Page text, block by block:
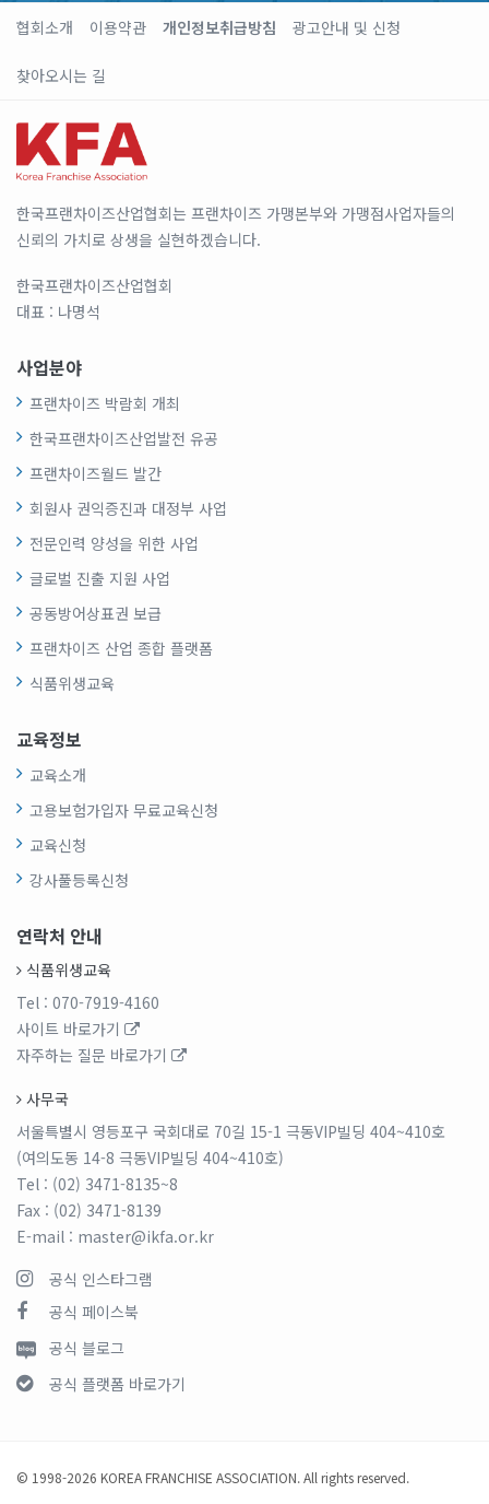
협회소개 이용약관 개인정보취급방침 광고안내 및 신청
찾아오시는 길
한국프랜차이즈산업협회는 프랜차이즈 가맹본부와 가맹점사업자들의
신뢰의 가치로 상생을 실현하겠습니다.
한국프랜차이즈산업협회
대표 : 나명석
사업분야
프랜차이즈 박람회 개최
한국프랜차이즈산업발전 유공
프랜차이즈월드 발간
회원사 권익증진과 대정부 사업
전문인력 양성을 위한 사업
글로벌 진출 지원 사업
공동방어상표권 보급
프랜차이즈 산업 종합 플랫폼
식품위생교육
교육정보
교육소개
고용보험가입자 무료교육신청
교육신청
강사풀등록신청
연락처 안내
식품위생교육
Tel : 070-7919-4160
사이트 바로가기
자주하는 질문 바로가기
사무국
서울특별시 영등포구 국회대로 70길 15-1 극동VIP빌딩 404~410호
(여의도동 14-8 극동VIP빌딩 404~410호)
Tel : (02) 3471-8135~8
Fax : (02) 3471-8139
E-mail : master@ikfa.or.kr
공식 인스타그램
공식 페이스북
공식 블로그
공식 플랫폼 바로가기
© 1998-2026 KOREA FRANCHISE ASSOCIATION. All rights reserved.